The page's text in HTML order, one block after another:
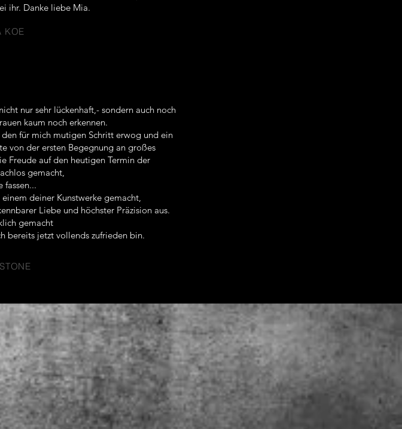
ihr. Danke liebe Mia.
KOE
nur sehr lückenhaft,- sondern auch noch
kaum noch erkennen.
für mich mutigen Schritt erwog und ein
von der ersten Begegnung an großes
Freude auf den heutigen Termin der
gemacht,
fassen...
deiner Kunstwerke gemacht,
Liebe und höchster Präzision aus.
gemacht
bereits jetzt vollends zufrieden bin.